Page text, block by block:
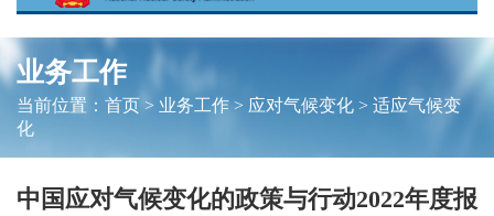
业务工作
当前位置： 首页> 业务工作> 应对气候变化> 适应气候变
化
中国应对气候变化的政策与行动2022年度报